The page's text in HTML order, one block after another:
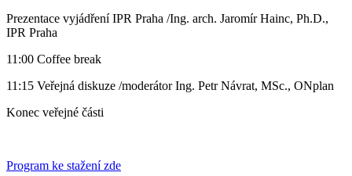
Prezentace vyjádření IPR Praha /Ing. arch. Jaromír Hainc, Ph.D.,
IPR Praha
11:00 Coffee break
11:15 Veřejná diskuze /moderátorIng. Petr Návrat, MSc., ONplan
Konec veřejné části
Program ke stažení zde